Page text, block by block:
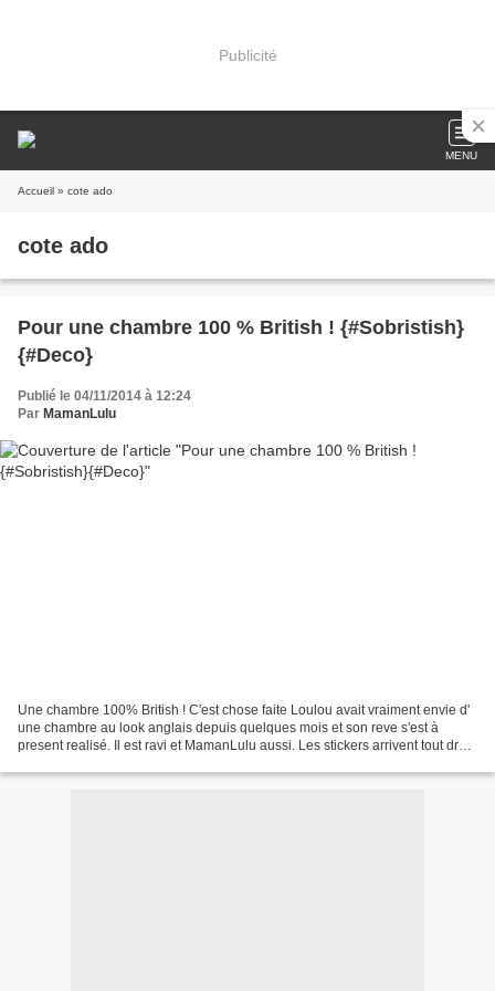
Publicité
MENU
Accueil » cote ado
cote ado
Pour une chambre 100 % British ! {#Sobristish}
{#Deco}
Publié le 04/11/2014 à 12:24
Par MamanLulu
Une chambre 100% British ! C'est chose faite Loulou avait vraiment envie d'
une chambre au look anglais depuis quelques mois et son reve s'est à
present realisé. Il est ravi et MamanLulu aussi. Les stickers arrivent tout droit